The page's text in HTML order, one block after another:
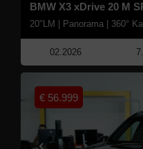
BMW X3 xDrive 20 M
20"LM | Panorama | 360°
02.2026
€ 56.999